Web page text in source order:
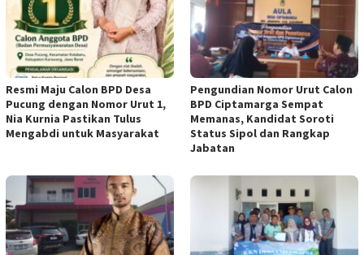
Resmi Maju Calon BPD Desa
Pucung dengan Nomor Urut 1,
Nia Kurnia Pastikan Tulus
Mengabdi untuk Masyarakat
Pengundian Nomor Urut Calon
BPD Ciptamarga Sempat
Memanas, Kandidat Soroti
Status Sipol dan Rangkap
Jabatan